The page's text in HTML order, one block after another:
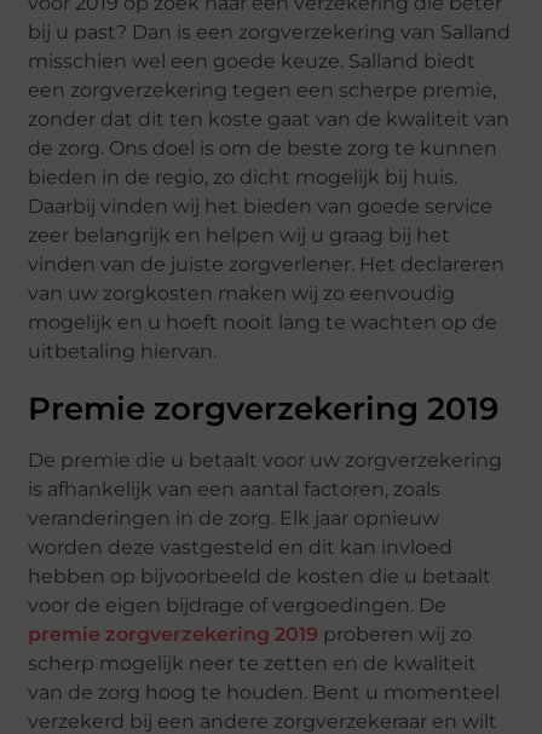
bij u past? Dan is een zorgverzekering van Salland
misschien wel een goede keuze. Salland biedt
een zorgverzekering tegen een scherpe premie,
zonder dat dit ten koste gaat van de kwaliteit van
de zorg. Ons doel is om de beste zorg te kunnen
bieden in de regio, zo dicht mogelijk bij huis.
Daarbij vinden wij het bieden van goede service
zeer belangrijk en helpen wij u graag bij het
vinden van de juiste zorgverlener. Het declareren
van uw zorgkosten maken wij zo eenvoudig
mogelijk en u hoeft nooit lang te wachten op de
uitbetaling hiervan.
Premie zorgverzekering 2019
De premie die u betaalt voor uw zorgverzekering
is afhankelijk van een aantal factoren, zoals
veranderingen in de zorg. Elk jaar opnieuw
worden deze vastgesteld en dit kan invloed
hebben op bijvoorbeeld de kosten die u betaalt
voor de eigen bijdrage of vergoedingen. De
premie zorgverzekering 2019 proberen wij zo
scherp mogelijk neer te zetten en de kwaliteit
van de zorg hoog te houden. Bent u momenteel
verzekerd bij een andere zorgverzekeraar en wilt